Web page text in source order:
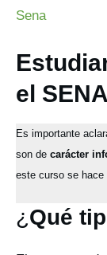
Sena
el SENA
Es importante
son de carácter
este curso se hace
¿Qué